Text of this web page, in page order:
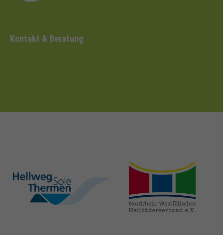
Kontakt & Beratung
hellweg-sole-
thermen.de
heilbaeder.de